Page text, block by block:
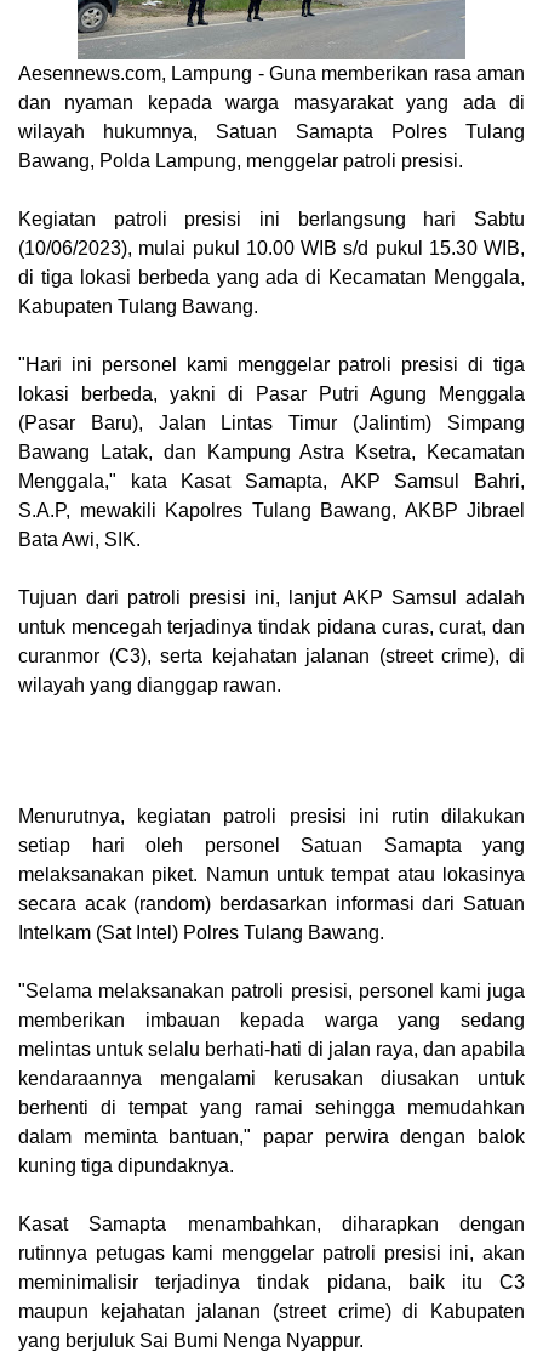
Aesennews.com, Lampung - Guna memberikan rasa aman
dan nyaman kepada warga masyarakat yang ada di
wilayah hukumnya, Satuan Samapta Polres Tulang
Bawang, Polda Lampung, menggelar patroli presisi.
Kegiatan patroli presisi ini berlangsung hari Sabtu
(10/06/2023), mulai pukul 10.00 WIB s/d pukul 15.30 WIB,
di tiga lokasi berbeda yang ada di Kecamatan Menggala,
Kabupaten Tulang Bawang.
"Hari ini personel kami menggelar patroli presisi di tiga
lokasi berbeda, yakni di Pasar Putri Agung Menggala
(Pasar Baru), Jalan Lintas Timur (Jalintim) Simpang
Bawang Latak, dan Kampung Astra Ksetra, Kecamatan
Menggala," kata Kasat Samapta, AKP Samsul Bahri,
S.A.P, mewakili Kapolres Tulang Bawang, AKBP Jibrael
Bata Awi, SIK.
Tujuan dari patroli presisi ini, lanjut AKP Samsul adalah
untuk mencegah terjadinya tindak pidana curas, curat, dan
curanmor (C3), serta kejahatan jalanan (street crime), di
wilayah yang dianggap rawan.
Menurutnya, kegiatan patroli presisi ini rutin dilakukan
setiap hari oleh personel Satuan Samapta yang
melaksanakan piket. Namun untuk tempat atau lokasinya
secara acak (random) berdasarkan informasi dari Satuan
Intelkam (Sat Intel) Polres Tulang Bawang.
"Selama melaksanakan patroli presisi, personel kami juga
memberikan imbauan kepada warga yang sedang
melintas untuk selalu berhati-hati di jalan raya, dan apabila
kendaraannya mengalami kerusakan diusakan untuk
berhenti di tempat yang ramai sehingga memudahkan
dalam meminta bantuan," papar perwira dengan balok
kuning tiga dipundaknya.
Kasat Samapta menambahkan, diharapkan dengan
rutinnya petugas kami menggelar patroli presisi ini, akan
meminimalisir terjadinya tindak pidana, baik itu C3
maupun kejahatan jalanan (street crime) di Kabupaten
yang berjuluk Sai Bumi Nenga Nyappur.